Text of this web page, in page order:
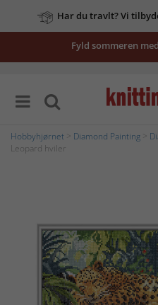
Har du travlt? Vi
Fyld sommeren
Hobbyhjørnet Diamond Painting
Leopard hviler